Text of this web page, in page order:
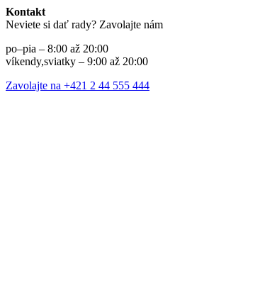
Kontakt
Neviete si dať rady? Zavolajte nám
po–pia – 8:00 až 20:00
víkendy,sviatky – 9:00 až 20:00
Zavolajte na +421 2 44 555 444